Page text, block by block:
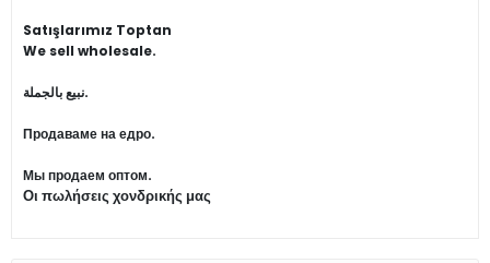
Satışlarımız Toptan
We sell wholesale.
نبيع بالجملة.
Продаваме на едро.
Мы продаем оптом.
Οι πωλήσεις χονδρικής μας